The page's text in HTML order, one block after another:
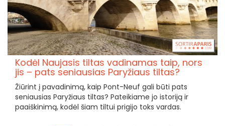
Kodėl Naujasis tiltas vadinamas taip, nors
jis – pats seniausias Paryžiaus tiltas?
Žiūrint į pavadinimą, kaip Pont-Neuf gali būti pats
seniausias Paryžiaus tiltas? Pateikiame jo istoriją ir
paaiškinimą, kodėl šiam tiltui prigijo toks vardas.